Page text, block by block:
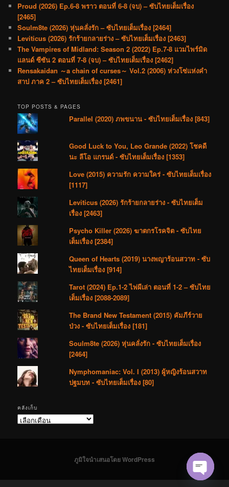
Proud (2026) Ep.6-8 พราว ตอนที่ 6-8 (จบ) – ซับไทยเต็มเรื่อง
[2465]
Soulm8te (2026) หุ่นคลั่งรัก – ซับไทยเต็มเรื่อง [2464]
Leviticus (2026) รักร้ายกลายร่าง – ซับไทยเต็มเรื่อง [2463]
The Vampires of Midland: Season 2 (2022) Ep.7-8 แวมไพร์มิด
แลนด์ ซีซัน 2 ตอนที่ 7-8 (จบ) – ซับไทยเต็มเรื่อง [2462]
Rensakaidan ～a chain of curses～ Vol.2 (2006) ห่วงโซ่แห่งคำ
สาป ภาค 2 – ซับไทยเต็มเรื่อง [2461]
TOP POSTS & PAGES
Parallel (2020) ภพขนาน - ซับไทยเต็มเรื่อง [843]
Good Luck to You, Leo Grande (2022) โชคดี
นะ ลีโอ แกรนด์ - ซับไทยเต็มเรื่อง [1353]
Love (2015) ความรัก ความใคร่ - ซับไทยเต็มเรื่อง
[1117]
Leviticus (2026) รักร้ายกลายร่าง - ซับไทยเต็ม
เรื่อง [2463]
Psycho Killer (2026) ฆาตกรโรคจิต - ซับไทย
เต็มเรื่อง [2384]
Queen of Hearts (2019) นางพญาร้อนสวาท - ซับ
ไทยเต็มเรื่อง [914]
Tarot (2024) Ep.1-2 ไพ่ผีเล่า ตอนที่ 1-2 – ซับไทย
เต็มเรื่อง [2088-2089]
The Brand New Testament (2015) คัมภีร์วาย
ป่วง - ซับไทยเต็มเรื่อง [181]
Soulm8te (2026) หุ่นคลั่งรัก - ซับไทยเต็มเรื่อง
[2464]
Nymphomaniac: Vol. I (2013) ผู้หญิงร้อนสวาท
ปฐมบท - ซับไทยเต็มเรื่อง [80]
คลังเก็บ
คลัง
ภูมิใจนำเสนอโดย WordPress